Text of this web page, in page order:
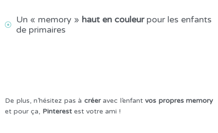
Un « memory » haut en couleurpour les enfants
de primaires
De plus, n’hésitez pas à créeravec l’enfant vos propres memory
et pour ça, Pinterest est votre ami !